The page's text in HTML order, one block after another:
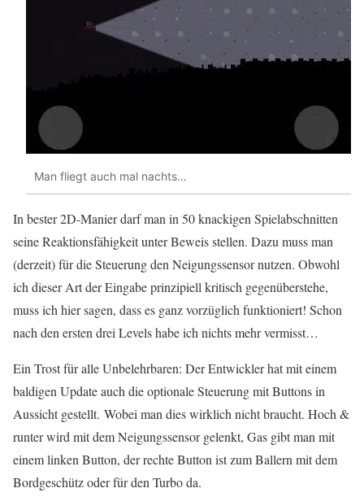
Man fliegt auch mal nachts…
In bester 2D-Manier darf man in 50 knackigen Spielabschnitten
seine Reaktionsfähigkeit unter Beweis stellen. Dazu muss man
(derzeit) für die Steuerung den Neigungssensor nutzen. Obwohl
ich dieser Art der Eingabe prinzipiell kritisch gegenüberstehe,
muss ich hier sagen, dass es ganz vorzüglich funktioniert! Schon
nach den ersten drei Levels habe ich nichts mehr vermisst…
Ein Trost für alle Unbelehrbaren: Der Entwickler hat mit einem
baldigen Update auch die optionale Steuerung mit Buttons in
Aussicht gestellt. Wobei man dies wirklich nicht braucht. Hoch &
runter wird mit dem Neigungssensor gelenkt, Gas gibt man mit
einem linken Button, der rechte Button ist zum Ballern mit dem
Bordgeschütz oder für den Turbo da.